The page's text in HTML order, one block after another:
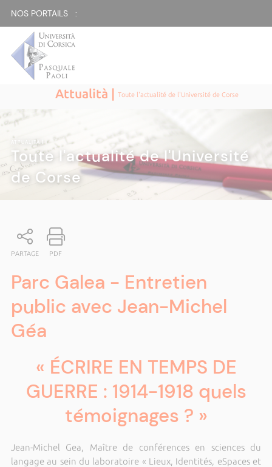
NOS PORTAILS :
Attualità |Toute l'actualité de l'Université de Corse
ATTUALITÀ|
Toute l'actualité de l'Université
de Corse
PARTAGE PDF
Parc Galea - Entretien
public avec Jean-Michel
Géa
« ÉCRIRE EN TEMPS DE
GUERRE : 1914-1918 quels
témoignages ? »
Jean-Michel Gea, Maître de conférences en sciences du
langage au sein du laboratoire « Lieux, Identités, eSpaces et